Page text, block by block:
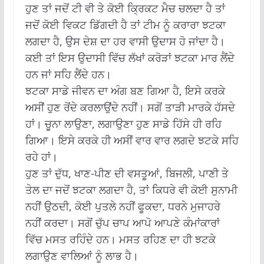
ਹੁਣ ਤਾਂ ਜਦੋਂ ਟੀ ਵੀ ਤੇ ਕੋਈ ਕ੍ਰਿਕਟ ਮੈਚ ਚਲਦਾ ਹੈ ਤਾਂ
ਜਦੋਂ ਕੋਈ ਵਿਕਟ ਡਿੱਗਦੀ ਹੈ ਤਾਂ ਟੀਮ ਨੂੰ ਕਰਾਰਾ ਝਟਕਾ
ਲਗਦਾ ਹੈ, ਉਸ ਦੇਸ਼ ਦਾ ਹਰ ਵਾਸੀ ਉਦਾਸ ਹੋ ਜਾਂਦਾ ਹੈ।
ਕਈ ਤਾਂ ਇਸ ਉਦਾਸੀ ਵਿੱਚ ਲੱਖਾਂ ਕਰੋੜਾਂ ਝਟਕਾ ਮਾਰ ਲੈਂਦੇ
ਹਨ ਜਾਂ ਸਹਿ ਲੈਂਦੇ ਹਨ।
ਝਟਕਾ ਸਾਡੇ ਜੀਵਨ ਦਾ ਅੰਗ ਬਣ ਗਿਆ ਹੈ, ਇਸੇ ਕਰਕੇ
ਅਸੀਂ ਹੁਣ ਰੋਂਦੇ ਕਰਲਾਉਂਦੇ ਨਹੀਂ। ਸਗੋਂ ਤਾੜੀ ਮਾਰਕੇ ਹੱਸਦੇ
ਹਾਂ। ਚੂਨਾ ਲਾਉਣਾ, ਲਗਾਉਣਾ ਹੁਣ ਸਾਡੇ ਹਿੱਸੇ ਹੀ ਰਹਿ
ਗਿਆ। ਇਸੇ ਕਰਕੇ ਹੀ ਅਸੀਂ ਵਾਰ ਵਾਰ ਲਗਦੇ ਝਟਕੇ ਸਹਿ
ਰਹੇ ਹਾਂ।
ਹੁਣ ਤਾਂ ਦੁੱਧ, ਖਾਣ-ਪੀਣ ਦੀ ਵਸਤੂਆਂ, ਬਿਜਲੀ, ਪਾਣੀ ਤੇ
ਤੇਲ ਦਾ ਜਦੋਂ ਝਟਕਾ ਲਗਦਾ ਹੈ, ਤਾਂ ਕਿਧਰੇ ਵੀ ਕੋਈ ਸੁਨਾਮੀ
ਨਹੀਂ ਉਠਦੀ, ਕੋਈ ਪੁਤਲੇ ਨਹੀਂ ਫੂਕਦਾ, ਧਰਨੇ ਮੁਜਾਹਰੇ
ਨਹੀਂ ਕਰਦਾ। ਸਗੋਂ ਚੁੱਪ ਚਾਪ ਆਪੋ ਆਪਣੇ ਕੰਮਾਂਕਾਰਾਂ
ਵਿੱਚ ਮਸਤ ਰਹਿੰਦੇ ਹਨ। ਮਸਤ ਰਹਿਣ ਦਾ ਹੀ ਝਟਕੇ
ਲਗਾਉਣ ਵਾਲਿਆਂ ਨੂੰ ਲਾਭ ਹੈ।